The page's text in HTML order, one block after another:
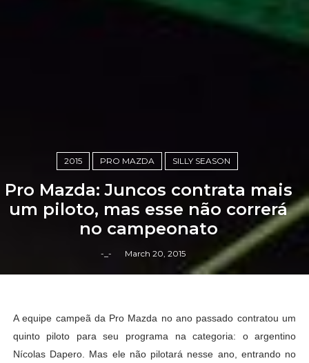
2015 PRO MAZDA SILLY SEASON
Pro Mazda: Juncos contrata mais
um piloto, mas esse não correrá
no campeonato
-_- March 20, 2015
A equipe campeã da Pro Mazda no ano passado contratou um
quinto piloto para seu programa na categoria: o argentino
Nícolas Dapero. Mas ele não pilotará nesse ano, entrando no